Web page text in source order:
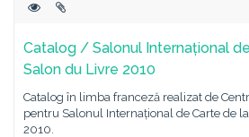
Catalog / Salonul Internațional
Salon du Livre 2010
Catalog în limba franceză realizat de
pentru Salonul Internațional de Carte de
2010.